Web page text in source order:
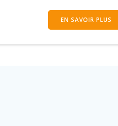
EN SAVOIR PLUS